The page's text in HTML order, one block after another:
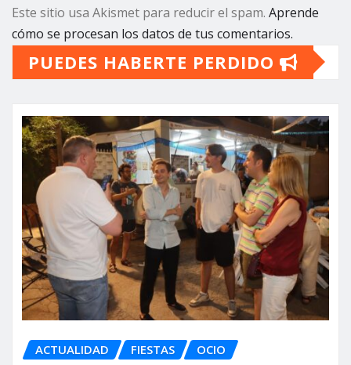
Este sitio usa Akismet para reducir el spam. Aprende
cómo se procesan los datos de tus comentarios.
PUEDES HABERTE PERDIDO
ACTUALIDAD FIESTAS OCIO